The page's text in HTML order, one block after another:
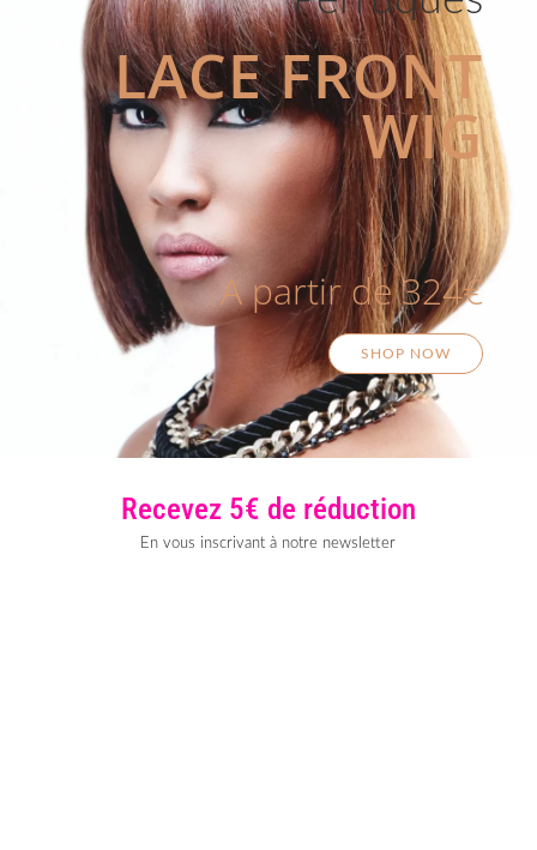
LACE FRONT
WIG
A partir de 324€
SHOP NOW
Recevez 5€ de réduction
En vous inscrivant à notre newsletter